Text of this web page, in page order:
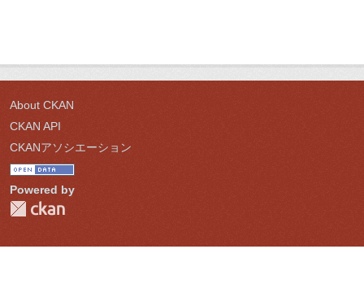
About CKAN
CKAN API
CKANアソシエーション
Powered by